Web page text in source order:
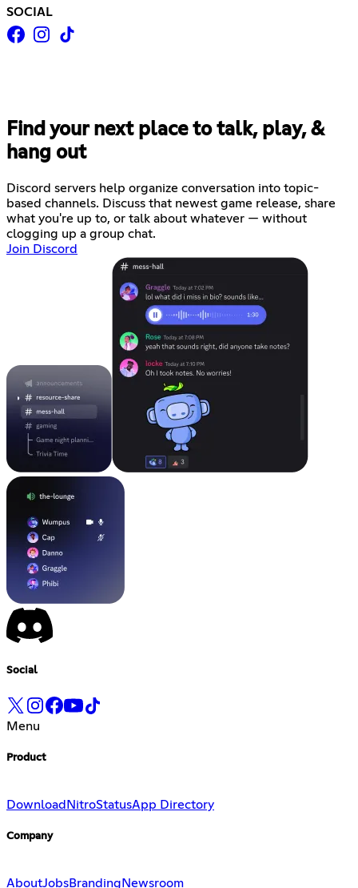
SOCIAL
Find your next place to talk, play, &
hang out
Discord servers help organize conversation into topic-
based channels. Discuss that newest game release, share
what you're up to, or talk about whatever — without
clogging up a group chat.
Join Discord
Social
Menu
Product
Download NitroStatusApp Directory
Company
AboutJobsBranding Newsroom